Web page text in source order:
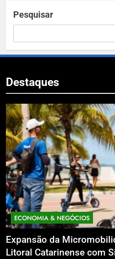
Pesquisar
Destaques
ECONOMIA & NEGÓCIOS
Expansão da
Litoral Catarinense com